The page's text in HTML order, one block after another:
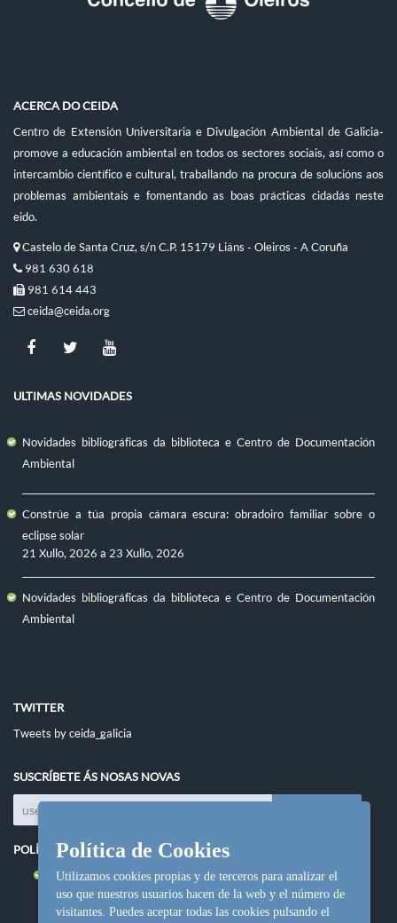
ACERCA DO CEIDA
Centro de Extensión Universitaria e Divulgación Ambiental de Galicia-
promove a educación ambiental en todos os sectores sociais, así como o
intercambio científico e cultural, traballando na procura de solucións aos
problemas ambientais e fomentando as boas prácticas cidadás neste
eido.
Castelo de Santa Cruz, s/n C.P. 15179 Liáns - Oleiros - A Coruña
981 630 618
981 614 443
ceida@ceida.org
ULTIMAS NOVIDADES
Novidades bibliográficas da biblioteca e Centro de Documentación
Ambiental
Constrúe a túa propia cámara escura: obradoiro familiar sobre o
eclipse solar
21 Xullo, 2026 a 23 Xullo, 2026
Novidades bibliográficas da biblioteca e Centro de Documentación
Ambiental
TWITTER
Tweets by ceida_galicia
SUSCRÍBETE ÁS NOSAS NOVAS
POLÍTICAS DO SITIO
Política de cookies
Política de Cookies
Utilizamos cookies propias y de terceros para analizar el
uso que nuestros usuarios hacen de la web y el número de
visitantes. Puedes aceptar todas las cookies pulsando el